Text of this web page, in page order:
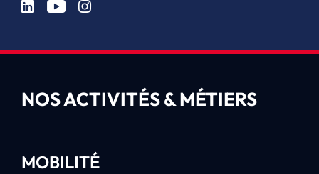
NOS ACTIVITÉS & MÉTIERS
MOBILITÉ